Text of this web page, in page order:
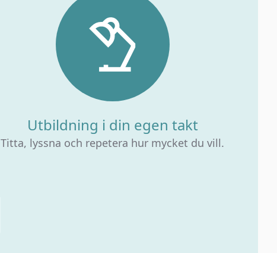
Utbildning i din egen takt
Titta, lyssna och repetera hur mycket du vill.